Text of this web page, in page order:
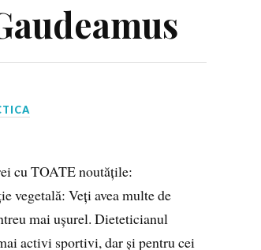
cu TOATE noutățile:
vegetală: Veți avea multe de
mai ușurel. Dieteticianul
activi sportivi, dar și pentru cei